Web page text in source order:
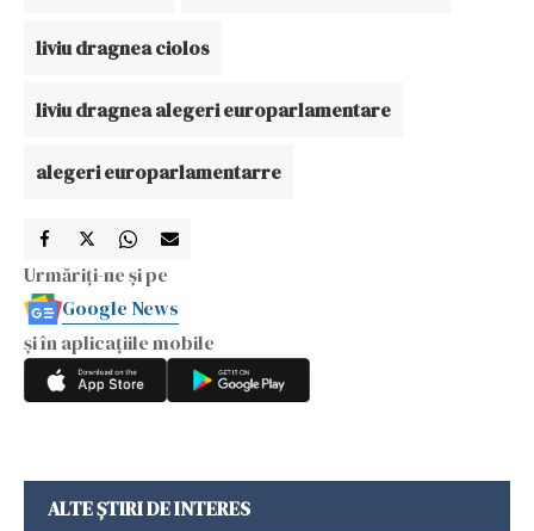
liviu dragnea ciolos
liviu dragnea alegeri europarlamentare
alegeri europarlamentarre
Urmăriți-ne și pe
Google News
și în aplicațiile mobile
ALTE ȘTIRI DE INTERES